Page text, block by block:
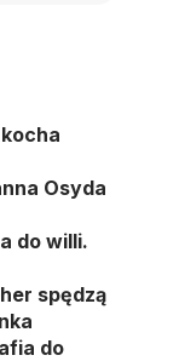
Osyda
do willi.
spędzą
do